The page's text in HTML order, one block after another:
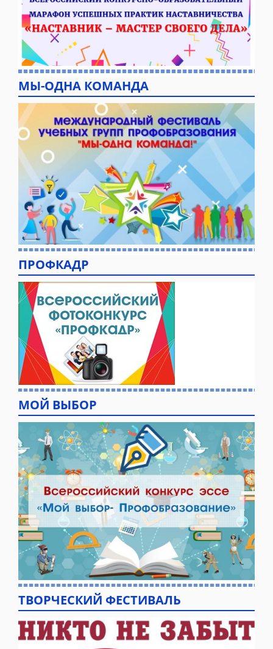
МЫ-ОДНА КОМАНДА
ПРОФКАДР
МОЙ ВЫБОР
ТВОРЧЕСКИЙ ФЕСТИВАЛЬ